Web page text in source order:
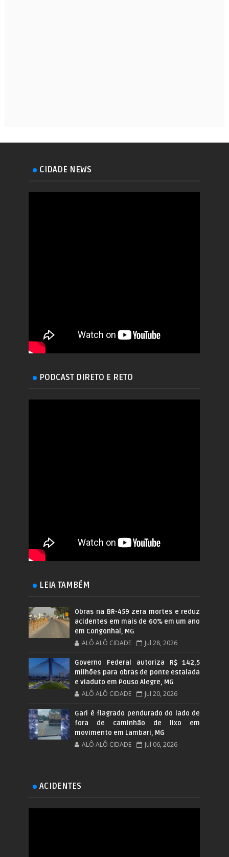
CIDADE NEWS
PODCAST DIRETO E RETO
LEIA TAMBÉM
Obras na BR-459 zera mortes e reduz
acidentes em mais de 60% em um ano
em Congonhal, MG
ALÔ ALÔ CIDADE Jul 28, 2026
Governo Federal autoriza R$ 142,5
milhões para obras de ponte estaiada
e viaduto em Pouso Alegre, MG
ALÔ ALÔ CIDADE Jul 20, 2026
Gari é flagrado pendurado do lado de
fora de caminhão de lixo em
movimento em Lambari, MG
ALÔ ALÔ CIDADE Jul 06, 2026
ACIDENTES